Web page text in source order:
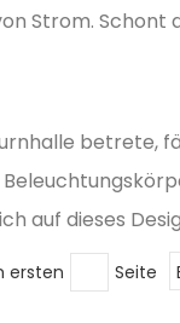
Strom. Schont
betrete,
auf dieses
ersten Seite